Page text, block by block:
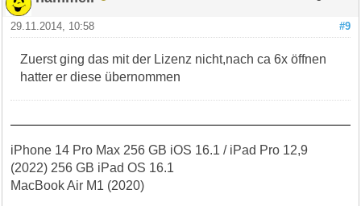
#9
29.11.2014, 10:58
Zuerst ging das mit der Lizenz nicht,nach ca 6x öffnen
hatter er diese übernommen
iPhone 14 Pro Max 256 GB iOS 16.1 / iPad Pro 12,9
(2022) 256 GB iPad OS 16.1
MacBook Air M1 (2020)